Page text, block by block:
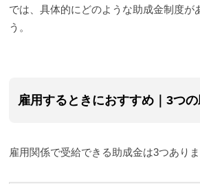
では、具体的にどのような助成金制度が
う。
雇用するときにおすすめ｜3つ
雇用関係で受給できる助成金は3つありま